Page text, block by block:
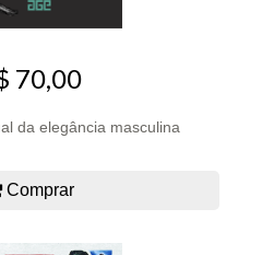
70,00
da elegância masculina
Comprar